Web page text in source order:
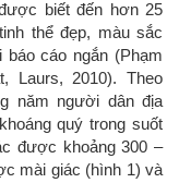
biết đến hơn 25
thể đẹp, màu sắc
cáo ngắn (Phạm
Laurs, 2010). Theo
năm người dân địa
quý trong suốt
được khoảng 300 –
mài giác (hình 1) và